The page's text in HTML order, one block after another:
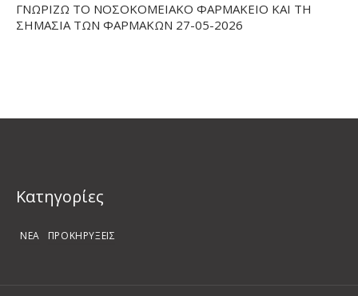
ΓΝΩΡΙΖΩ ΤΟ ΝΟΣΟΚΟΜΕΙΑΚΟ ΦΑΡΜΑΚΕΙΟ ΚΑΙ ΤΗ
ΣΗΜΑΣΙΑ ΤΩΝ ΦΑΡΜΑΚΩΝ 27-05-2026
Kατηγορίες
ΝΕΑ ΠΡΟΚΗΡΥΞΕΙΣ